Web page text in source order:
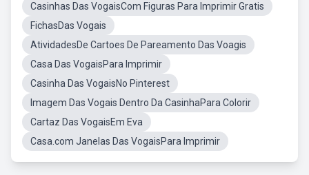
Casinhas Das VogaisCom Figuras Para Imprimir Gratis
FichasDas Vogais
AtividadesDe Cartoes De Pareamento Das Voagis
Casa Das VogaisPara Imprimir
Casinha Das VogaisNo Pinterest
Imagem Das Vogais Dentro Da CasinhaPara Colorir
Cartaz Das VogaisEm Eva
Casa.com Janelas Das VogaisPara Imprimir